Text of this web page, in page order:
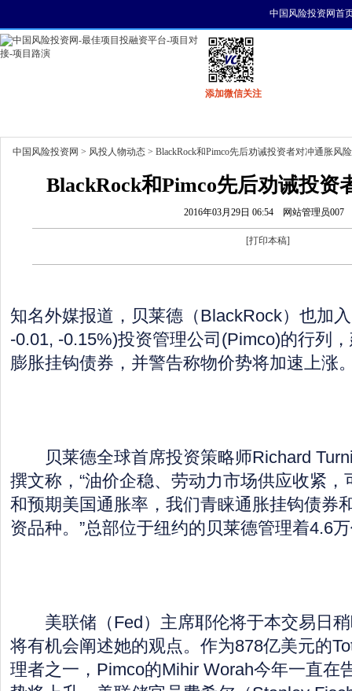
中国风险投资网首
添加微信关注
中国风险投资网 > 风投人物动态 > BlackRock和Pimco先后劝诫投资者对冲通胀风险
BlackRock和Pimco先后劝诫投资
2016年03月29日 06:54 网站管理员007
[打印本稿]
知名外媒报道，贝莱德（BlackRock）也加
-0.01, -0.15%)投资管理公司(Pimco)的行列
膨胀挂钩债券，并警告称物价势将加速上涨
贝莱德全球首席投资策略师Richard
撰文称，“油价企稳、劳动力市场供应收紧
和预期美国通胀率，我们青睐通胀挂钩债券
资品种。”总部位于纽约的贝莱德管理着4.6
美联储（Fed）主席耶伦将于本交易日稍
将有机会阐述她的观点。作为878亿美元的
理者之一，Pimco的Mihir Worah今年一直在